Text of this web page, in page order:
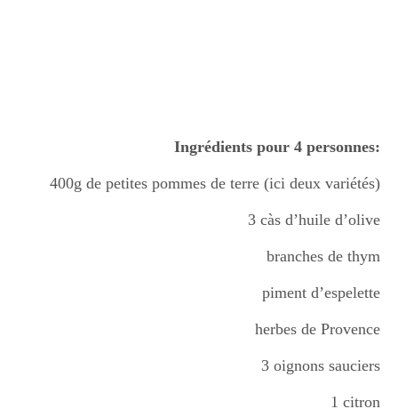
Ingrédients pour 4 personnes:
400g de petites pommes de terre (ici deux variétés)
3 càs d’huile d’olive
branches de thym
piment d’espelette
herbes de Provence
3 oignons sauciers
1 citron